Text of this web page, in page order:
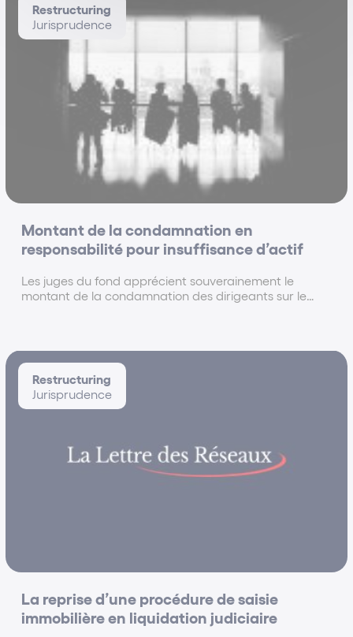
Restructuring
Jurisprudence
Montant de la condamnation en
responsabilité pour insuffisance d’actif
Les juges du fond apprécient souverainement le
montant de la condamnation des dirigeants sur le
Restructuring
Jurisprudence
La reprise d’une procédure de saisie
immobilière en liquidation judiciaire